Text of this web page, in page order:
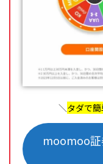
＼タダで
moomoo証